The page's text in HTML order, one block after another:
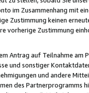
im Zusammenhang mit
Zustimmung keinen
vorherige Zustimmung
Antrag auf Teilnahme
und sonstiger
und andere
des Partnerprogramms